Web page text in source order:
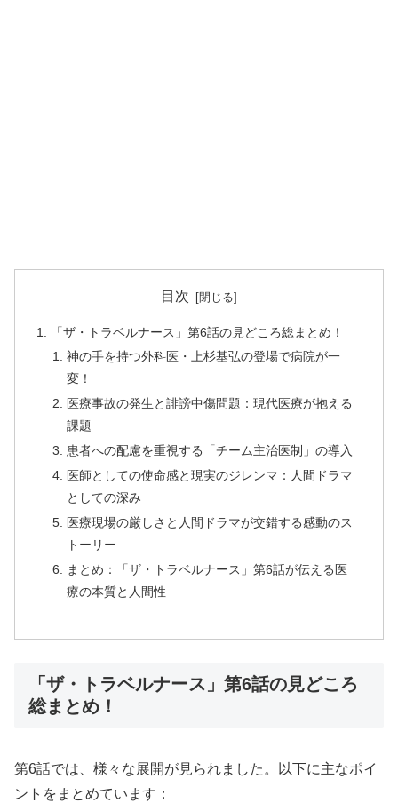
目次
「ザ・トラベルナース」第6話の見どころ総まとめ！
神の手を持つ外科医・上杉基弘の登場で病院が一
変！
医療事故の発生と誹謗中傷問題：現代医療が抱える
課題
患者への配慮を重視する「チーム主治医制」の導入
医師としての使命感と現実のジレンマ：人間ドラマ
としての深み
医療現場の厳しさと人間ドラマが交錯する感動のス
トーリー
まとめ：「ザ・トラベルナース」第6話が伝える医
療の本質と人間性
「ザ・トラベルナース」第6話の見どころ
総まとめ！
第6話では、様々な展開が見られました。以下に主なポイ
ントをまとめています：